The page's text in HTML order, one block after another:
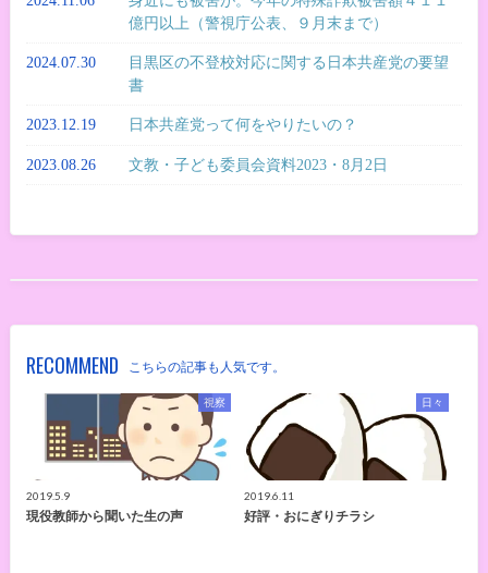
億円以上（警視庁公表、９月末まで）
2024.07.30
目黒区の不登校対応に関する日本共産党の要望
書
2023.12.19 日本共産党って何をやりたいの？
2023.08.26 文教・子ども委員会資料2023・8月2日
RECOMMEND こちらの記事も人気です。
視察
2019.5.9
現役教師から聞いた生の声
日々
2019.6.11
好評・おにぎりチラシ